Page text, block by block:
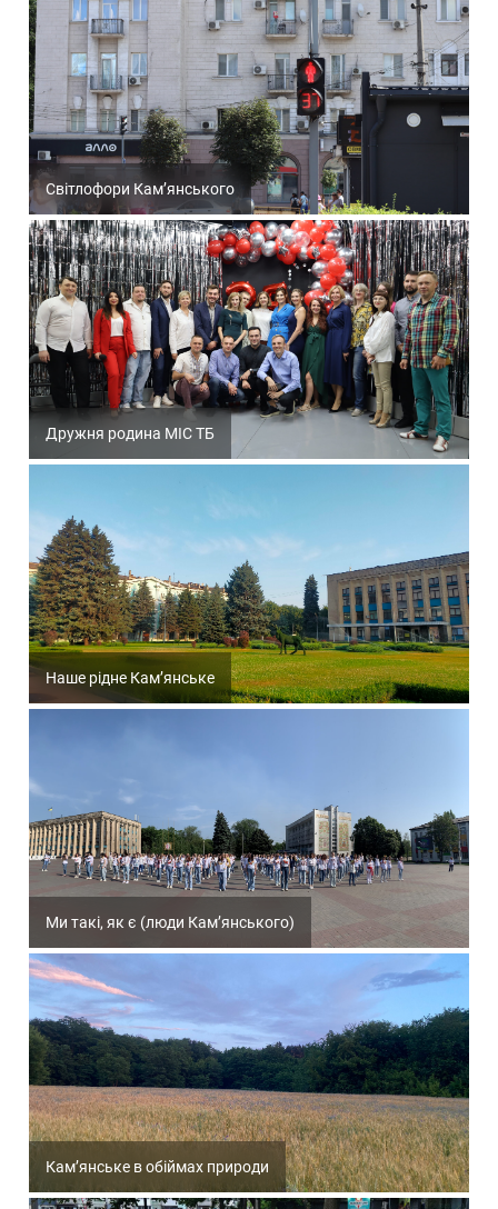
Світлофори Кам’янського
Дружня родина МІС ТБ
Наше рідне Кам’янське
Ми такі, як є (люди Кам’янського)
Кам’янське в обіймах природи